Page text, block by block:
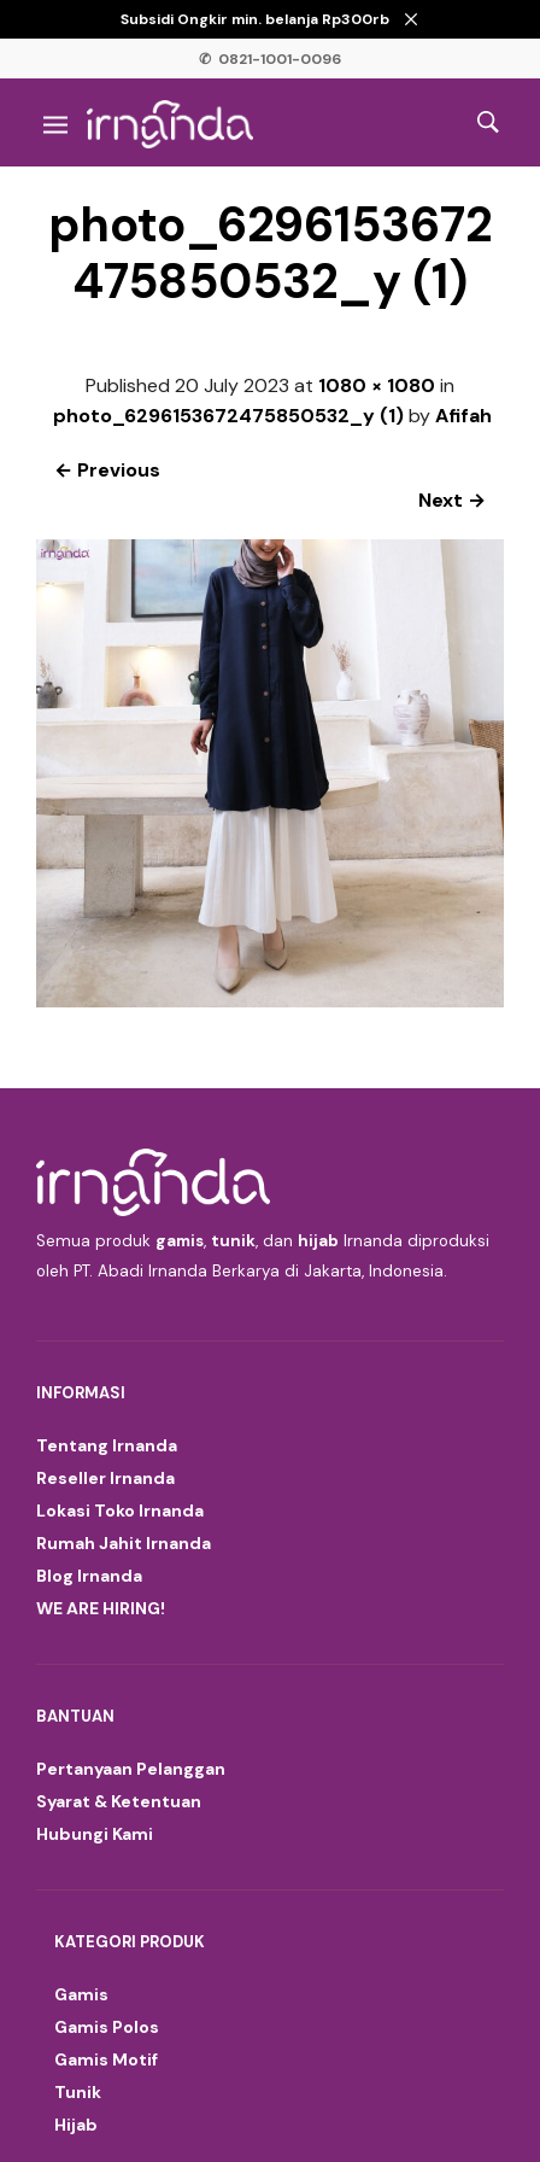
Subsidi Ongkir min. belanja Rp300rb
✆ 0821-1001-0096
photo_6296153672
475850532_y (1)
Published 20 July 2023 at 1080 × 1080 in
photo_6296153672475850532_y (1)byAfifah
← Previous
Next →
Semua produk gamis, tunik, dan hijab Irnanda diproduksi
oleh PT. Abadi Irnanda Berkarya di Jakarta, Indonesia.
INFORMASI
Tentang Irnanda
Reseller Irnanda
Lokasi Toko Irnanda
Rumah Jahit Irnanda
Blog Irnanda
WE ARE HIRING!
BANTUAN
Pertanyaan Pelanggan
Syarat & Ketentuan
Hubungi Kami
KATEGORI PRODUK
Gamis
Gamis Polos
Gamis Motif
Tunik
Hijab